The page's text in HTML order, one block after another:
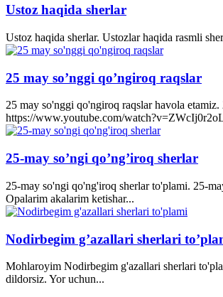
Ustoz haqida sherlar
Ustoz haqida sherlar. Ustozlar haqida rasmli
25 may so’nggi qo’ngiroq raqslar
25 may so'nggi qo'ngiroq raqslar havola
https://www.youtube.com/
25-may so’ngi qo’ng’iroq sherlar
25-may so'ngi qo'ng'iroq sherlar to'plami. 25-
Opalarim akalarim ketishar...
Nodirbegim g’azallari sherlari
Mohlaroyim Nodirbegim g'azallari sherlari
dildorsiz. Yor uchun...